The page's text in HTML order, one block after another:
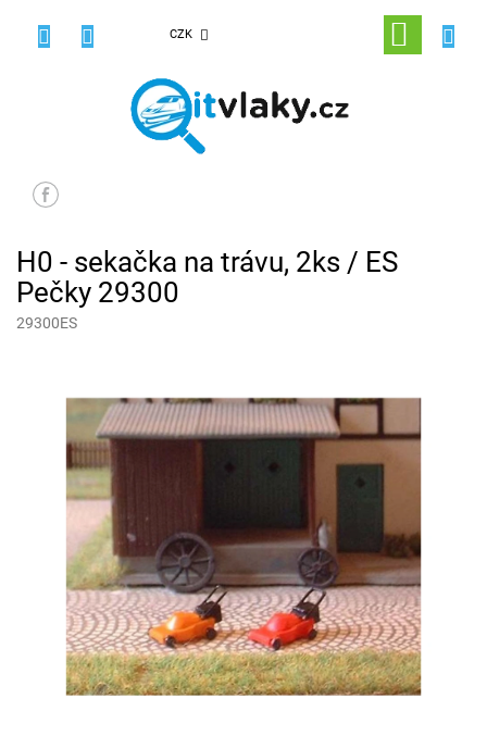
CZK
NÁKUPNÍ
KOŠÍK
H0 - sekačka na trávu, 2ks / ES
Pečky 29300
29300ES